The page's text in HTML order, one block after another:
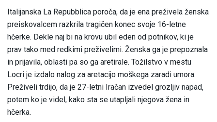
Italijanska La Repubblica poroča, da je ena preživela ženska
preiskovalcem razkrila tragičen konec svoje 16-letne
hčerke. Dekle naj bi na krovu ubil eden od potnikov, ki je
prav tako med redkimi preživelimi. Ženska ga je prepoznala
in prijavila, oblasti pa so ga aretirale. Tožilstvo v mestu
Locri je izdalo nalog za aretacijo moškega zaradi umora.
Preživeli trdijo, da je 27-letni Iračan izvedel grozljiv napad,
potem ko je videl, kako sta se utapljali njegova žena in
hčerka.